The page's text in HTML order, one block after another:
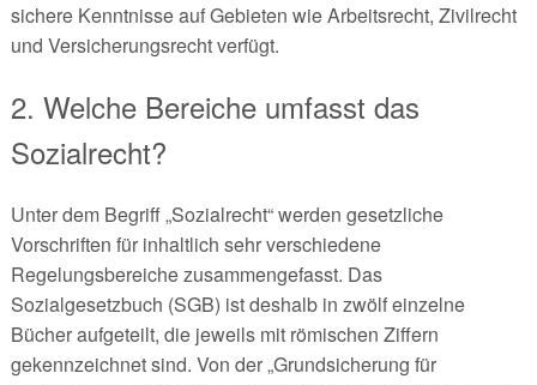
sichere Kenntnisse auf Gebieten wie Arbeitsrecht, Zivilrecht
und Versicherungsrecht verfügt.
2. Welche Bereiche umfasst das
Sozialrecht?
Unter dem Begriff „Sozialrecht“ werden gesetzliche
Vorschriften für inhaltlich sehr verschiedene
Regelungsbereiche zusammengefasst. Das
Sozialgesetzbuch (SGB) ist deshalb in zwölf einzelne
Bücher aufgeteilt, die jeweils mit römischen Ziffern
gekennzeichnet sind. Von der „Grundsicherung für